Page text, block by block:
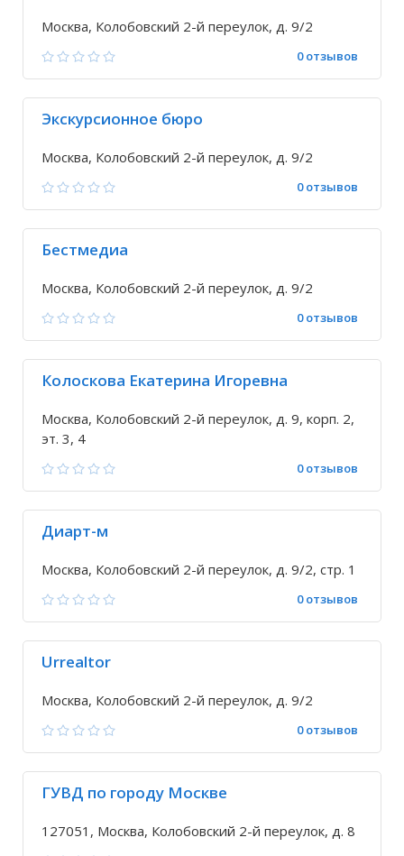
Москва, Колобовский 2-й переулок, д. 9/2
0 отзывов
Экскурсионное бюро
Москва, Колобовский 2-й переулок, д. 9/2
0 отзывов
Бестмедиа
Москва, Колобовский 2-й переулок, д. 9/2
0 отзывов
Колоскова Екатерина Игоревна
Москва, Колобовский 2-й переулок, д. 9, корп. 2,
эт. 3, 4
0 отзывов
Диарт-м
Москва, Колобовский 2-й переулок, д. 9/2, стр. 1
0 отзывов
Urrealtor
Москва, Колобовский 2-й переулок, д. 9/2
0 отзывов
ГУВД по городу Москве
127051, Москва, Колобовский 2-й переулок, д. 8